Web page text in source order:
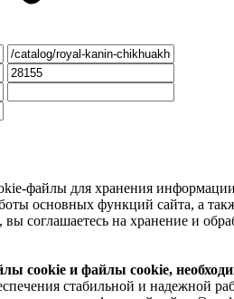
файлы для хранения
основных функций сайта, а
соглашаетесь на хранение и
cookie и файлы cookie,
стабильной и надежной